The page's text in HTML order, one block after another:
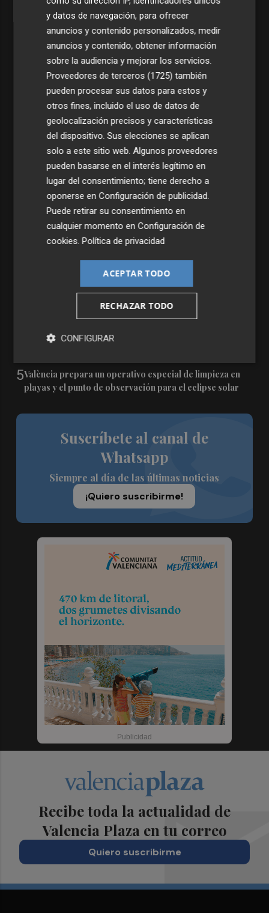
Últimas Noticias
Una batea clochinera se hunde y otra sufre daños en un
incidente con un buque en el puerto de Valencia
El PSPV ultima su particular 'All Stars' para la
Conferencia Política de Alicante
Escuela Infantil Municipal Pardalets e instalará aire
5València prepara un operativo especial de limpieza en
playas y el punto de observación para el eclipse solar
Suscríbete al canal de
Whatsapp
Siempre al día de las últimas noticias
¡Quiero suscribirme!
Recibe toda la actualidad de
Valencia Plaza en tu correo
Quiero suscribirme
y datos de navegación, para ofrecer
anuncios y contenido personalizados, medir
anuncios y contenido, obtener información
sobre la audiencia y mejorar los servicios.
Proveedores de terceros (1725) también
pueden procesar sus datos para estos y
otros fines, incluido el uso de datos de
geolocalización precisos y características
del dispositivo. Sus elecciones se aplican
solo a este sitio web. Algunos proveedores
pueden basarse en el interés legítimo en
lugar del consentimiento; tiene derecho a
oponerse enConfiguración de publicidad.
Puede retirar su consentimiento en
cualquier momento enConfiguración de
cookies.Política de privacidad
ACEPTAR TODO
RECHAZAR TODO
CONFIGURAR